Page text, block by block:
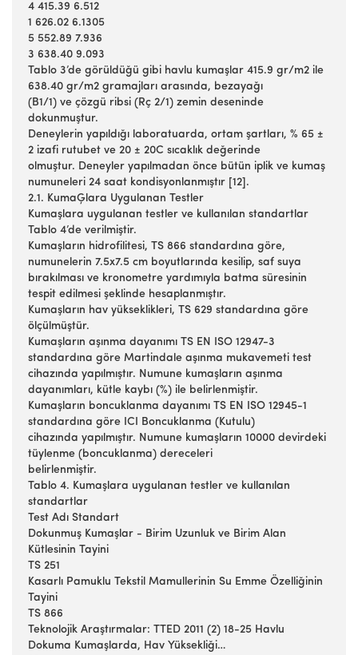
4 415.39 6.512
1 626.02 6.1305
5 552.89 7.936
3 638.40 9.093
Tablo 3’de görüldüğü gibi havlu kumaşlar 415.9 gr/m2 ile
638.40 gr/m2 gramajları arasında, bezayağı
(B1/1) ve çözgü ribsi (Rç 2/1) zemin deseninde
dokunmuştur.
Deneylerin yapıldığı laboratuarda, ortam şartları, % 65 ±
2 izafi rutubet ve 20 ± 20C sıcaklık değerinde
olmuştur. Deneyler yapılmadan önce bütün iplik ve kumaş
numuneleri 24 saat kondisyonlanmıştır [12].
2.1. KumaĢlara Uygulanan Testler
Kumaşlara uygulanan testler ve kullanılan standartlar
Tablo 4’de verilmiştir.
Kumaşların hidrofilitesi, TS 866 standardına göre,
numunelerin 7.5x7.5 cm boyutlarında kesilip, saf suya
bırakılması ve kronometre yardımıyla batma süresinin
tespit edilmesi şeklinde hesaplanmıştır.
Kumaşların hav yükseklikleri, TS 629 standardına göre
ölçülmüştür.
Kumaşların aşınma dayanımı TS EN ISO 12947-3
standardına göre Martindale aşınma mukavemeti test
cihazında yapılmıştır. Numune kumaşların aşınma
dayanımları, kütle kaybı (%) ile belirlenmiştir.
Kumaşların boncuklanma dayanımı TS EN ISO 12945-1
standardına göre ICI Boncuklanma (Kutulu)
cihazında yapılmıştır. Numune kumaşların 10000 devirdeki
tüylenme (boncuklanma) dereceleri
belirlenmiştir.
Tablo 4. Kumaşlara uygulanan testler ve kullanılan
standartlar
Test Adı Standart
Dokunmuş Kumaşlar - Birim Uzunluk ve Birim Alan
Kütlesinin Tayini
TS 251
Kasarlı Pamuklu Tekstil Mamullerinin Su Emme Özelliğinin
Tayini
TS 866
Teknolojik Araştırmalar: TTED 2011 (2) 18-25 Havlu
Dokuma Kumaşlarda, Hav Yüksekliği…